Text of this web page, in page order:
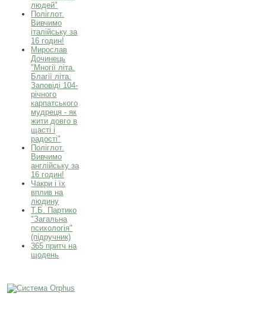
людей"
Поліглот.
Вивчимо
італійську за
16 годин!
Мирослав
Дочинець
"Многії літа.
Благії літа.
Заповіді 104-
річного
карпатського
мудреця - як
жити довго в
щасті і
радості"
Поліглот.
Вивчимо
англійську за
16 годин!
Чакри і їх
вплив на
людину
Т.Б. Партико
"Загальна
психологія"
(підручник)
365 притч на
щодень